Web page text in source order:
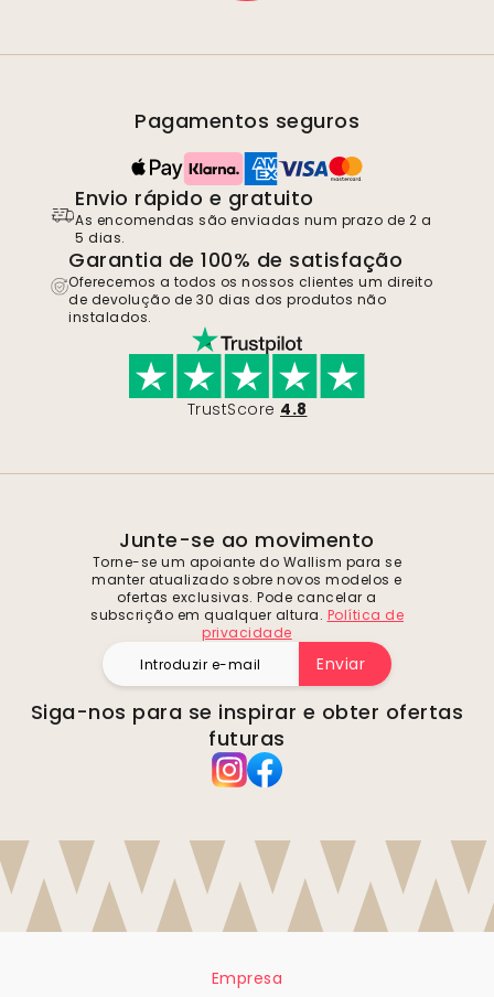
Pagamentos seguros
Envio rápido e gratuito
As encomendas são enviadas num prazo de 2 a
5 dias.
Garantia de 100% de satisfação
Oferecemos a todos os nossos clientes um direito
de devolução de 30 dias dos produtos não
instalados.
TrustScore 4.8
Junte-se ao movimento
Torne-se um apoiante do Wallism para se
manter atualizado sobre novos modelos e
ofertas exclusivas. Pode cancelar a
subscrição em qualquer altura. Política de
privacidade
Enviar
Siga-nos para se inspirar e obter ofertas
futuras
Empresa